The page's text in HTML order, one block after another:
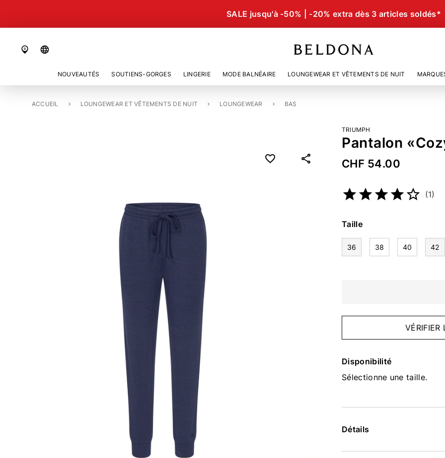
SALE jusqu'à -50% | -20% extra dès 3 articles soldés*
language
NOUVEAUTÉS SOUTIENS-GORGES LINGERIE MODE BALNÉAIRE LOUNGEWEAR ET VÊTEMENTS DE NUIT
ACCUEIL LOUNGEWEAR ET VÊTEMENTS DE NUIT LOUNGEWEAR BAS
PANTALON «COZY COMFORT»
TRIUMPH
Pantalon
CHF 54.00
(1)
Taille
36 38 40 42
VÉRIFIER
Disponibilité
Sélectionne une taille.
Détails